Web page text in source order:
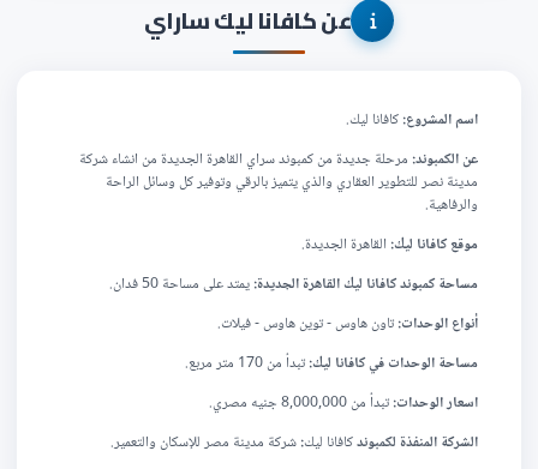
عن كافانا ليك ساراي
اسم المشروع:كافانا ليك.
عن الكمبوند: مرحلة جديدة من كمبوند سراي القاهرة الجديدة من انشاء شركة
مدينة نصر للتطوير العقاري والذي يتميز بالرقي وتوفير كل وسائل الراحة
والرفاهية.
موقع كافانا ليك: القاهرة الجديدة.
مساحة كمبوند كافانا ليك القاهرة الجديدة:يمتد على مساحة 50 فدان.
أنواع الوحدات:تاون هاوس - توين هاوس - فيلات.
مساحة الوحدات في كافانا ليك:تبدأ من 170 متر مربع.
اسعار الوحدات:تبدأ من 8,000,000 جنيه مصري.
الشركة المنفذة لكمبوندكافانا ليك:شركة مدينة مصر للإسكان والتعمير.